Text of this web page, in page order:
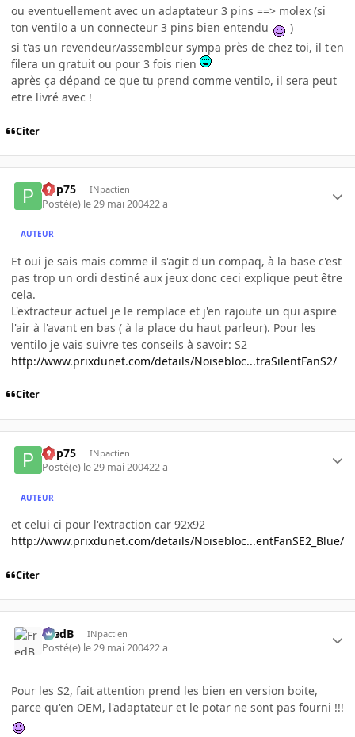
ou eventuellement avec un adaptateur 3 pins ==> molex (si
ton ventilo a un connecteur 3 pins bien entendu
)
si t'as un revendeur/assembleur sympa près de chez toi, il t'en
filera un gratuit ou pour 3 fois rien
après ça dépand ce que tu prend comme ventilo, il sera peut
etre livré avec !
Citer
Pop75 INpactien
Posté(e) le 29 mai 200422 a
AUTEUR
Et oui je sais mais comme il s'agit d'un compaq, à la base c'est
pas trop un ordi destiné aux jeux donc ceci explique peut être
cela.
L'extracteur actuel je le remplace et j'en rajoute un qui aspire
l'air à l'avant en bas ( à la place du haut parleur). Pour les
ventilo je vais suivre tes conseils à savoir: S2
http://www.prixdunet.com/details/Noisebloc...traSilentFanS2/
Citer
Pop75 INpactien
Posté(e) le 29 mai 200422 a
AUTEUR
et celui ci pour l'extraction car 92x92
http://www.prixdunet.com/details/Noisebloc...entFanSE2_Blue/
Citer
FredB INpactien
Posté(e) le 29 mai 200422 a
Pour les S2, fait attention prend les bien en version boite,
parce qu'en OEM, l'adaptateur et le potar ne sont pas fourni !!!